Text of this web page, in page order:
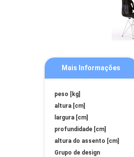
Mais Informações
Mais
Informações
peso [kg]
altura [cm]
largura [cm]
profundidade [cm]
altura do assento [cm]
Grupo de design